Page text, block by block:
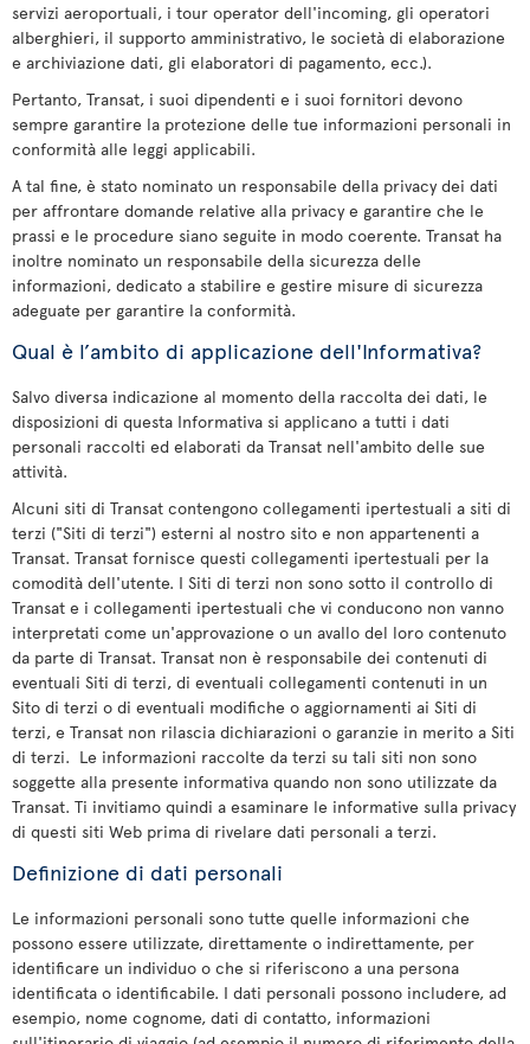
servizi aeroportuali, i tour operator dell'incoming, gli operatori
alberghieri, il supporto amministrativo, le società di elaborazione
e archiviazione dati, gli elaboratori di pagamento, ecc.).
Pertanto, Transat, i suoi dipendenti e i suoi fornitori devono
sempre garantire la protezione delle tue informazioni personali in
conformità alle leggi applicabili.
A tal fine, è stato nominato un responsabile della privacy dei dati
per affrontare domande relative alla privacy e garantire che le
prassi e le procedure siano seguite in modo coerente. Transat ha
inoltre nominato un responsabile della sicurezza delle
informazioni, dedicato a stabilire e gestire misure di sicurezza
adeguate per garantire la conformità.
Qual è l’ambito di applicazione dell'Informativa?
Salvo diversa indicazione al momento della raccolta dei dati, le
disposizioni di questa Informativa si applicano a tutti i dati
personali raccolti ed elaborati da Transat nell'ambito delle sue
attività.
Alcuni siti di Transat contengono collegamenti ipertestuali a siti di
terzi ("Siti di terzi") esterni al nostro sito e non appartenenti a
Transat. Transat fornisce questi collegamenti ipertestuali per la
comodità dell'utente. I Siti di terzi non sono sotto il controllo di
Transat e i collegamenti ipertestuali che vi conducono non vanno
interpretati come un'approvazione o un avallo del loro contenuto
da parte di Transat. Transat non è responsabile dei contenuti di
eventuali Siti di terzi, di eventuali collegamenti contenuti in un
Sito di terzi o di eventuali modifiche o aggiornamenti ai Siti di
terzi, e Transat non rilascia dichiarazioni o garanzie in merito a Siti
di terzi. Le informazioni raccolte da terzi su tali siti non sono
soggette alla presente informativa quando non sono utilizzate da
Transat. Ti invitiamo quindi a esaminare le informative sulla privacy
di questi siti Web prima di rivelare dati personali a terzi.
Definizione di dati personali
Le informazioni personali sono tutte quelle informazioni che
possono essere utilizzate, direttamente o indirettamente, per
identificare un individuo o che si riferiscono a una persona
identificata o identificabile. I dati personali possono includere, ad
esempio, nome cognome, dati di contatto, informazioni